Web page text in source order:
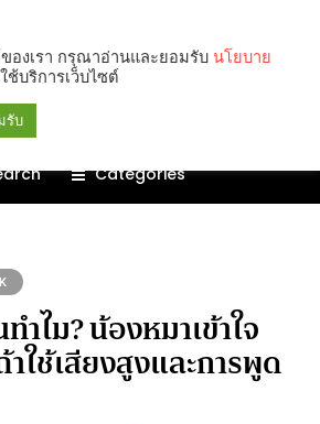
Categories
ำไม? น้องหมาเข้าใจ
ใช้เสียงสูงและการพูด
องเรา กรุณาอ่านและยอมรับ นโยบาย
ช้บริการเว็บไซต์
รับ